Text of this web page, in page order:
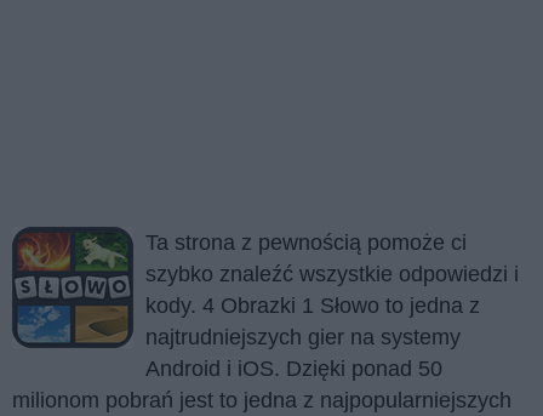
Ta strona z pewnością pomoże ci
szybko znaleźć wszystkie odpowiedzi i
kody. 4 Obrazki 1 Słowo to jedna z
najtrudniejszych gier na systemy
Android i iOS. Dzięki ponad 50
milionom pobrań jest to jedna z najpopularniejszych